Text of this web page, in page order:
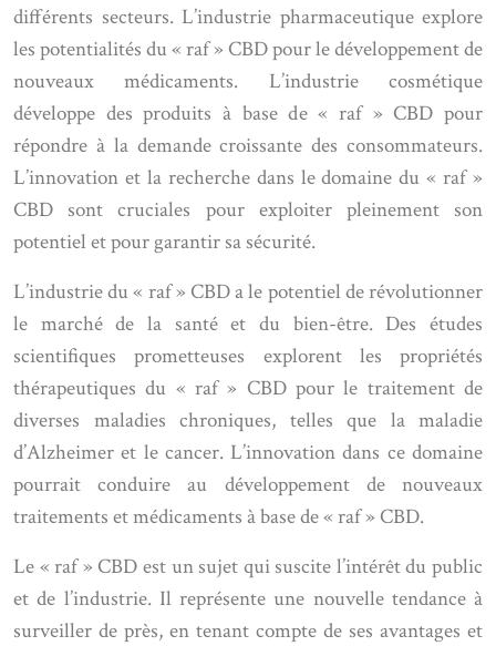
différents secteurs. L’industrie pharmaceutique explore
les potentialités du « raf » CBD pour le développement de
nouveaux médicaments. L’industrie cosmétique
développe des produits à base de « raf » CBD pour
répondre à la demande croissante des consommateurs.
L’innovation et la recherche dans le domaine du « raf »
CBD sont cruciales pour exploiter pleinement son
potentiel et pour garantir sa sécurité.
L’industrie du « raf » CBD a le potentiel de révolutionner
le marché de la santé et du bien-être. Des études
scientifiques prometteuses explorent les propriétés
thérapeutiques du « raf » CBD pour le traitement de
diverses maladies chroniques, telles que la maladie
d’Alzheimer et le cancer. L’innovation dans ce domaine
pourrait conduire au développement de nouveaux
traitements et médicaments à base de « raf » CBD.
Le « raf » CBD est un sujet qui suscite l’intérêt du public
et de l’industrie. Il représente une nouvelle tendance à
surveiller de près, en tenant compte de ses avantages et